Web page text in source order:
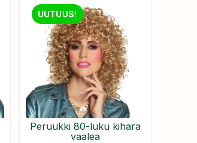
UUTUUS!
Peruukki 80-luku kihara
vaalea